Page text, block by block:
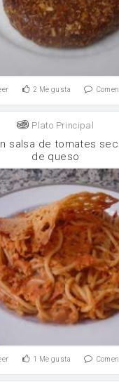
2 Me gusta
Plato Principal
salsa de tomates
de queso
1 Me gusta